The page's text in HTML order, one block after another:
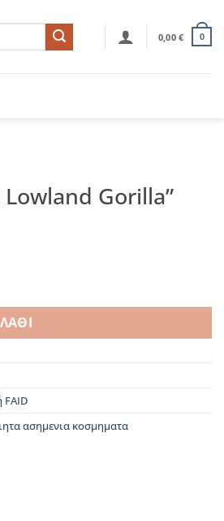
0,00€ 0
Lowland Gorilla”
FAID
ασημενια κοσμηματα